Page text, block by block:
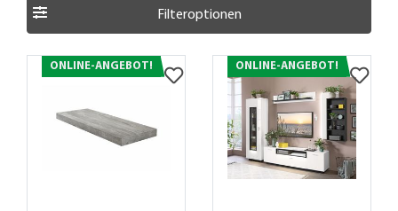
Filteroptionen
ONLINE-ANGEBOT! ONLINE-ANGEBOT!